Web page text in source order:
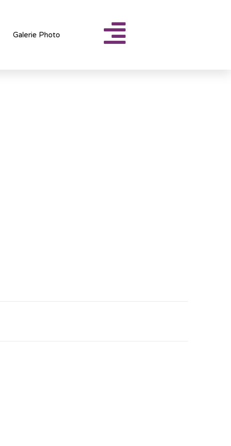
Galerie Photo